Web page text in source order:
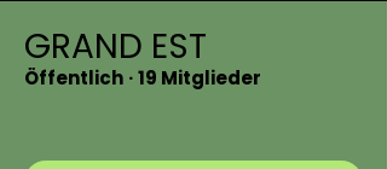
GRAND EST
Öffentlich ·19 Mitglieder